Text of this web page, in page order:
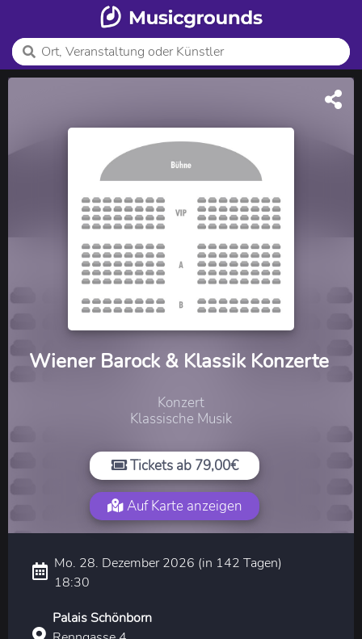
Wiener Barock & Klassik Konzerte
Konzert
Klassische Musik
Tickets ab 79,00€
Auf Karte anzeigen
Mo. 28. Dezember 2026 (in 142 Tagen)
18:30
Palais Schönborn